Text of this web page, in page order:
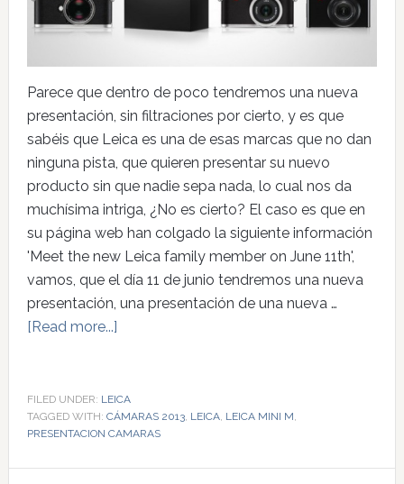
Parece que dentro de poco tendremos una nueva
presentación, sin filtraciones por cierto, y es que
sabéis que Leica es una de esas marcas que no dan
ninguna pista, que quieren presentar su nuevo
producto sin que nadie sepa nada, lo cual nos da
muchísima intriga, ¿No es cierto? El caso es que en
su página web han colgado la siguiente información
'Meet the new Leica family member on June 11th',
vamos, que el día 11 de junio tendremos una nueva
presentación, una presentación de una nueva …
[Read more...]
FILED UNDER: LEICA
TAGGED WITH: CÁMARAS 2013, LEICA, LEICA MINI M,
PRESENTACION CAMARAS